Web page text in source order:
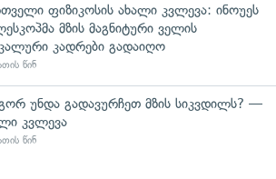
ფიზიკოსის ახალი კვლევა: ინოუეს
მზის მაგნიტური ველის
კადრები გადაიღო
წინ
უნდა გადავურჩეთ მზის სიკვდილს? —
კვლევა
წინ